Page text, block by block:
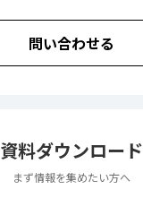
問い合わせる
資料ダウンロード
まず情報を集めたい方へ